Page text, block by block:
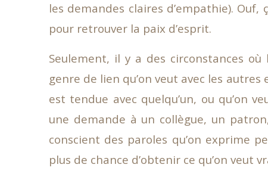
les demandes claires d’empathie).
pour retrouver la paix d’esprit.
Seulement, il y a des circonstances
genre de lien qu’on veut avec les
est tendue avec quelqu’un, ou qu’on
une demande à un collègue, un
conscient des paroles qu’on exprime
plus de chance d’obtenir ce qu’on veut